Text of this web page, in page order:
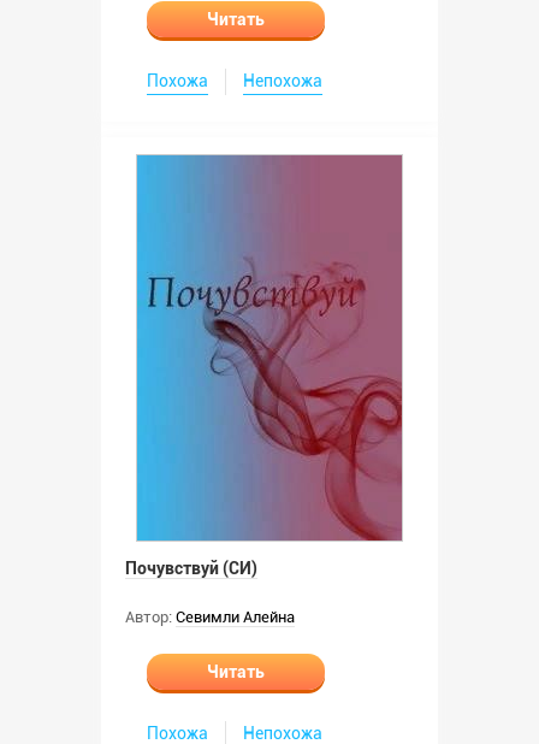
Читать
Похожа Непохожа
Почувствуй (СИ)
Автор: Севимли Алейна
Читать
Похожа Непохожа